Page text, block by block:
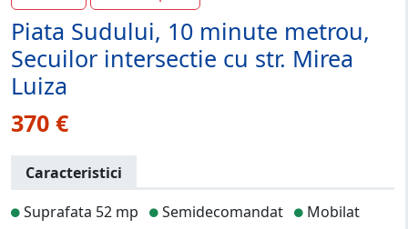
Piata Sudului, 10 minute metrou,
Secuilor intersectie cu str. Mirea
Luiza
370 €
Caracteristici
Suprafata 52 mp
Semidecomandat
Mobilat